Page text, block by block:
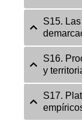
S15.
S16.
y
S17.